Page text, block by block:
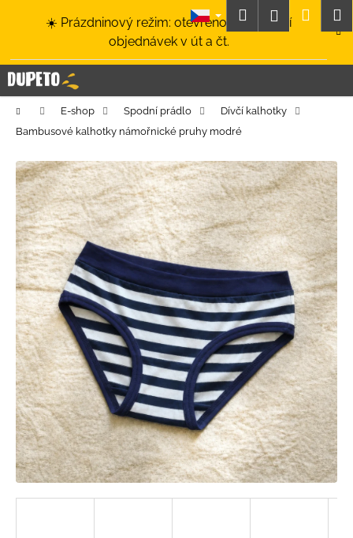
☀️ Prázdninový režim: otevřeno a odesílání
objednávek v út a čt.
HledatPřihlášení
Domů E-shop Spodní prádlo
Dívčí kalhotky
Bambusové kalhotky námořnické pruhy modré
í
k C
o
p
t
ř
e
b
u
j
e
t
e
n
a
j
í
t
?